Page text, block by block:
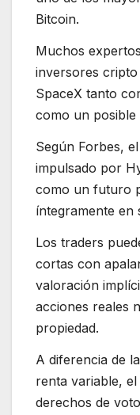
Bitcoin.
Muchos
inversores
SpaceX tanto
como un
Según Forbes,
impulsado por
como un futuro
íntegramente en
Los traders
cortas con
valoración
acciones reales
propiedad.
A diferencia de
renta variable,
derechos de